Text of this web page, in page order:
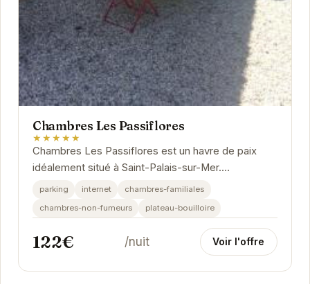
Chambres Les Passiflores
★★★★★
Chambres Les Passiflores est un havre de paix
idéalement situé à Saint-Palais-sur-Mer.
L'établissement propose des chambres
parking internet
chambres-familiales
chambres-non-fumeurs
plateau-bouilloire
122€ /nuit Voir l'offre